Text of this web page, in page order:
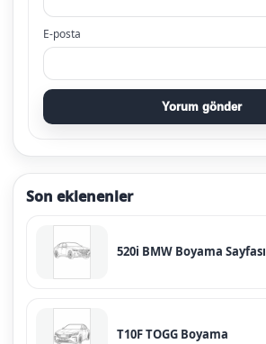
E-posta
Yorum gönder
Son eklenenler
520i BMW Boyama Sayfası
T10F TOGG Boyama